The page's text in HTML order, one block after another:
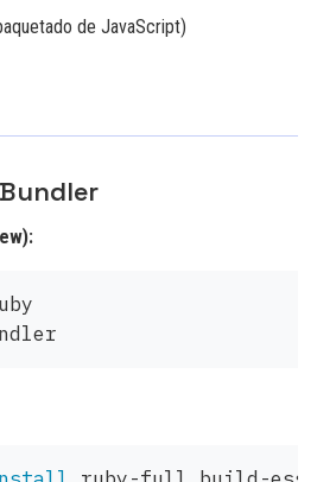
de JavaScript)